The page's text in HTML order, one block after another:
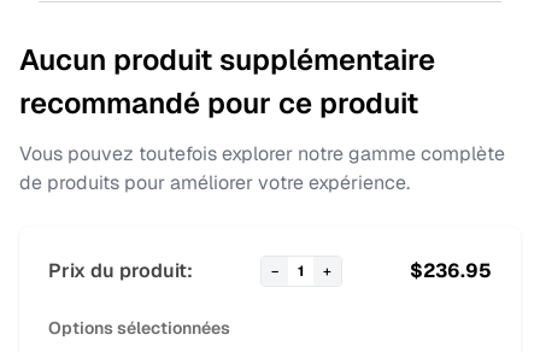
Aucun produit supplémentaire
recommandé pour ce produit
Vous pouvez toutefois explorer notre gamme complète
de produits pour améliorer votre expérience.
Prix du produit: − 1 + $236.95
Options sélectionnées